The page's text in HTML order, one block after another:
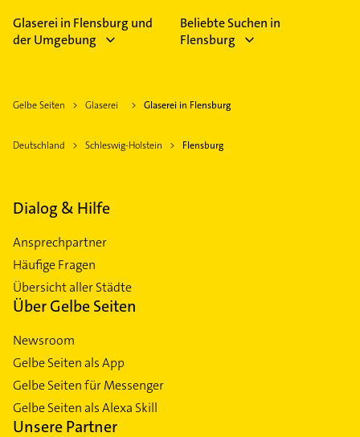
Glaserei in Flensburg und
der Umgebung
Beliebte Suchen in
Flensburg
Gelbe Seiten Glaserei Glaserei in Flensburg
Deutschland Schleswig-Holstein Flensburg
Dialog & Hilfe
Ansprechpartner
Häufige Fragen
Übersicht aller Städte
Über Gelbe Seiten
Newsroom
Gelbe Seiten als App
Gelbe Seiten für Messenger
Gelbe Seiten als Alexa Skill
Unsere Partner